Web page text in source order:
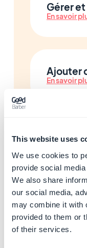
This website uses
We use cookies to
provide social
We also share
our social media,
may combine it with
provided to them or
of their services.
Gérer
En savoir
Ajouter
En savoir
Ajouter
points
En savoir
Gérer
En savoir